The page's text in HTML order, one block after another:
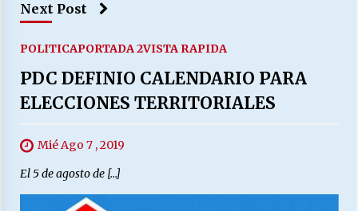
Next Post
POLITICAPORTADA 2VISTA RAPIDA
PDC DEFINIO CALENDARIO PARA
ELECCIONES TERRITORIALES
Mié Ago 7 , 2019
El 5 de agosto de […]